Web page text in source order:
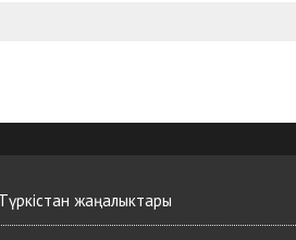
Түркістан жаңалыктары